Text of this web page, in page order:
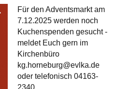
Für den Adventsmarkt am
7.12.2025 werden noch
Kuchenspenden gesucht -
meldet Euch gern im
Kirchenbüro
kg.horneburg@evlka.de
oder telefonisch 04163-
2340